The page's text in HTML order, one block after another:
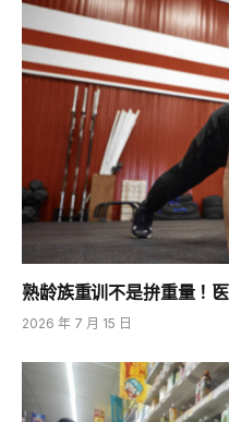
熟龄族重训不是拚重量！
2026 年 7 月 15 日